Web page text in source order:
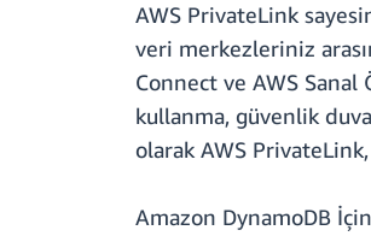
AWS PrivateLink
veri merkezleriniz
Connect ve AWS
kullanma, güvenlik
olarak AWS
Amazon DynamoDB